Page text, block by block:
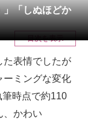
「しぬほどか
目次を表示
表情でしたが
ミングな変化
筆時点で約110
、かわい